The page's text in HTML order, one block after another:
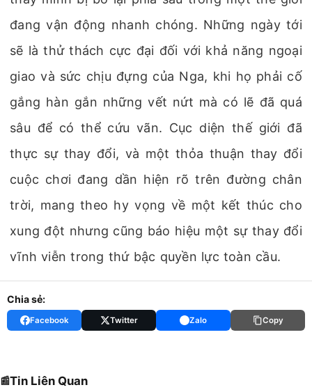
đang vận động nhanh chóng. Những ngày tới
sẽ là thử thách cực đại đối với khả năng ngoại
giao và sức chịu đựng của Nga, khi họ phải cố
gắng hàn gắn những vết nứt mà có lẽ đã quá
sâu để có thể cứu vãn. Cục diện thế giới đã
thực sự thay đổi, và một thỏa thuận thay đổi
cuộc chơi đang dần hiện rõ trên đường chân
trời, mang theo hy vọng về một kết thúc cho
xung đột nhưng cũng báo hiệu một sự thay đổi
vĩnh viễn trong thứ bậc quyền lực toàn cầu.
Chia sẻ:
Facebook Twitter Zalo Copy
Tin Liên Quan